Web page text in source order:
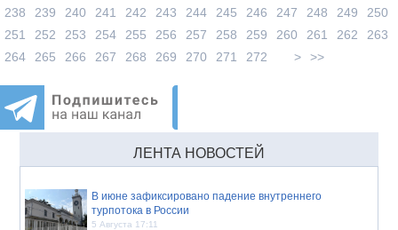
238
239 240 241 242 243 244 245 246 247 248 249
250
251
252 253 254 255 256 257 258 259 260 261 262
263
264
265 266 267 268 269 270 271 272 > >>
ЛЕНТА НОВОСТЕЙ
В июне зафиксировано падение внутреннего
турпотока в России
5 Августа 17:11